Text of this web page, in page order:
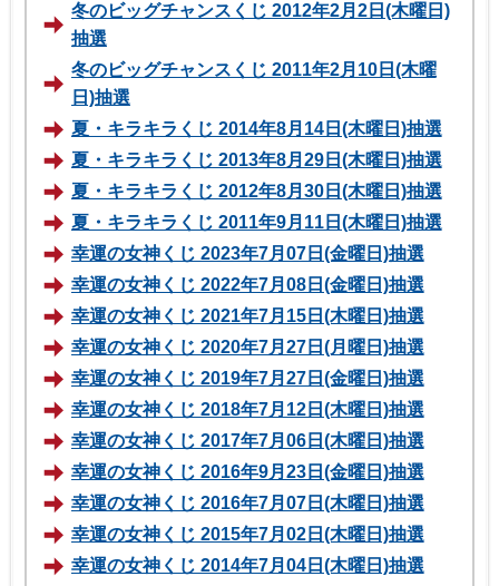
冬のビッグチャンスくじ 2012年2月2日(木曜日)
抽選
冬のビッグチャンスくじ 2011年2月10日(木曜
日)抽選
夏・キラキラくじ 2014年8月14日(木曜日)抽選
夏・キラキラくじ 2013年8月29日(木曜日)抽選
夏・キラキラくじ 2012年8月30日(木曜日)抽選
夏・キラキラくじ 2011年9月11日(木曜日)抽選
幸運の女神くじ 2023年7月07日(金曜日)抽選
幸運の女神くじ 2022年7月08日(金曜日)抽選
幸運の女神くじ 2021年7月15日(木曜日)抽選
幸運の女神くじ 2020年7月27日(月曜日)抽選
幸運の女神くじ 2019年7月27日(金曜日)抽選
幸運の女神くじ 2018年7月12日(木曜日)抽選
幸運の女神くじ 2017年7月06日(木曜日)抽選
幸運の女神くじ 2016年9月23日(金曜日)抽選
幸運の女神くじ 2016年7月07日(木曜日)抽選
幸運の女神くじ 2015年7月02日(木曜日)抽選
幸運の女神くじ 2014年7月04日(木曜日)抽選